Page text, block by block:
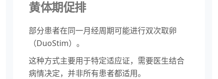
黄体期促排
部分患者在同一月经周期可能进行双次取卵
（DuoStim）。
这种方式主要用于特定适应证，需要医生结合
病情决定，并非所有患者都适用。